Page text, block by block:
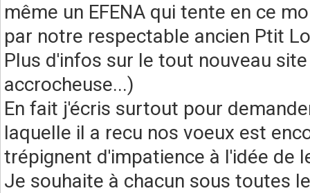
même un EFENA qui tente en ce
par notre respectable ancien Ptit
Plus d'infos sur le tout nouveau site
accrocheuse...)
En fait j'écris surtout pour
laquelle il a recu nos voeux est
trépignent d'impatience à l'idée de
Je souhaite à chacun sous toutes